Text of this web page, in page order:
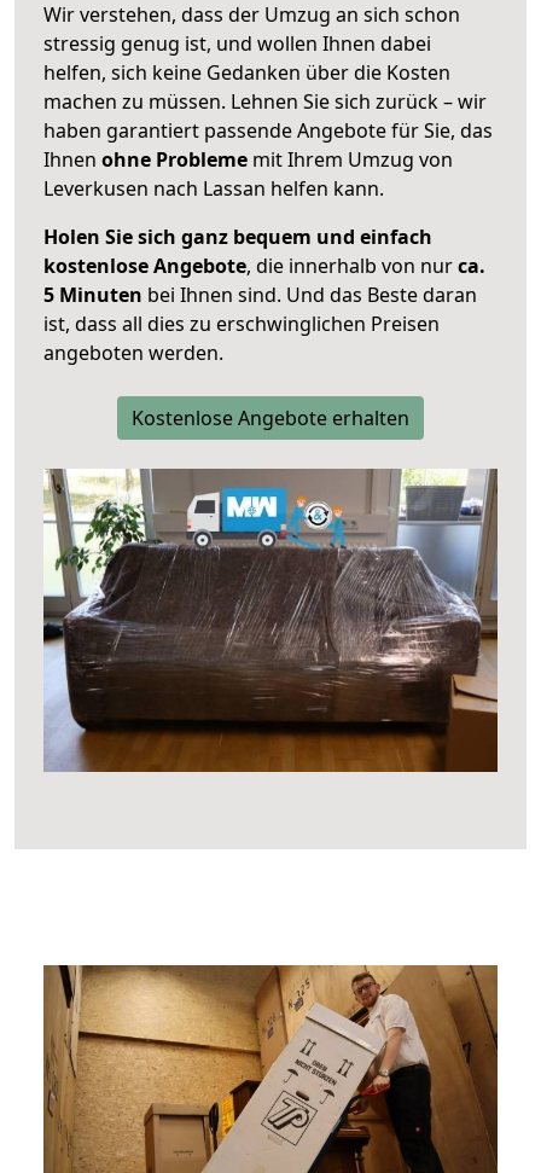
Wir verstehen, dass der Umzug an sich schon
stressig genug ist, und wollen Ihnen dabei
helfen, sich keine Gedanken über die Kosten
machen zu müssen. Lehnen Sie sich zurück – wir
haben garantiert passende Angebote für Sie, das
Ihnen ohne Probleme mit Ihrem Umzug von
Leverkusen nach Lassan helfen kann.
Holen Sie sich ganz bequem und einfach
kostenlose Angebote, die innerhalb von nurca.
5 Minuten bei Ihnen sind. Und das Beste daran
ist, dass all dies zu erschwinglichen Preisen
angeboten werden.
Kostenlose Angebote erhalten